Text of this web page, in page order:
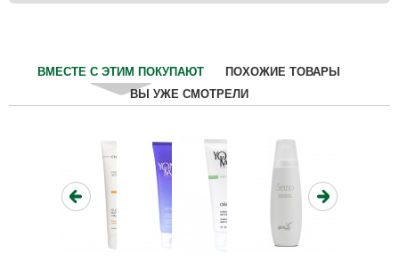
ВМЕСТЕ С ЭТИМ ПОКУПАЮТ
ПОХОЖИЕ ТОВАРЫ
ВЫ УЖЕ СМОТРЕЛИ